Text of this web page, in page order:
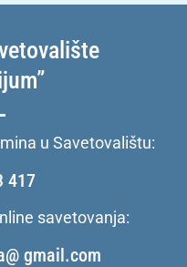
u Savetovalištu:
417
savetovanja:
gmail.com